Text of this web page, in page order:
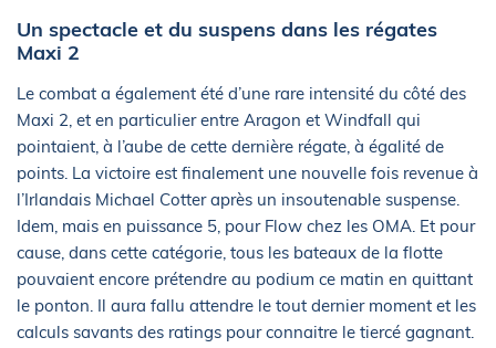
Un spectacle et du suspens dans les régates
Maxi 2
Le combat a également été d’une rare intensité du côté des
Maxi 2, et en particulier entre Aragon et Windfall qui
pointaient, à l’aube de cette dernière régate, à égalité de
points. La victoire est finalement une nouvelle fois revenue à
l’Irlandais Michael Cotter après un insoutenable suspense.
Idem, mais en puissance 5, pour Flow chez les OMA. Et pour
cause, dans cette catégorie, tous les bateaux de la flotte
pouvaient encore prétendre au podium ce matin en quittant
le ponton. Il aura fallu attendre le tout dernier moment et les
calculs savants des ratings pour connaitre le tiercé gagnant.